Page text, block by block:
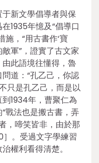
新文學倡導者與保
1935年憶及“倡導口
施，“用古書作‘寶
敵軍”，證實了古文家
此語境往懂得，魯
道：“孔乙己，你認
只是孔乙己，而是以
1934年，曹聚仁為
戰法也是搬古書，弄
，啼笑皆非，由於那
］。受過文字學練習
權利看得清楚。